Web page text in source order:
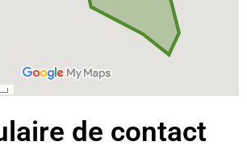
de contact